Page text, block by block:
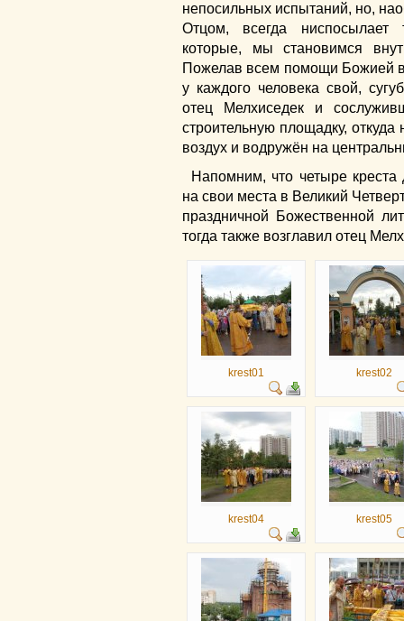
непосильных испытаний, но,
Отцом, всегда ниспосылает
которые, мы становимся
Пожелав всем помощи Божией в
у каждого человека свой,
отец Мелхиседек и
строительную площадку,
воздух и водружён на
Напомним, что четыре
на свои места в Великий
праздничной Божественной
тогда также возглавил отец
krest01 krest02
krest04 krest05